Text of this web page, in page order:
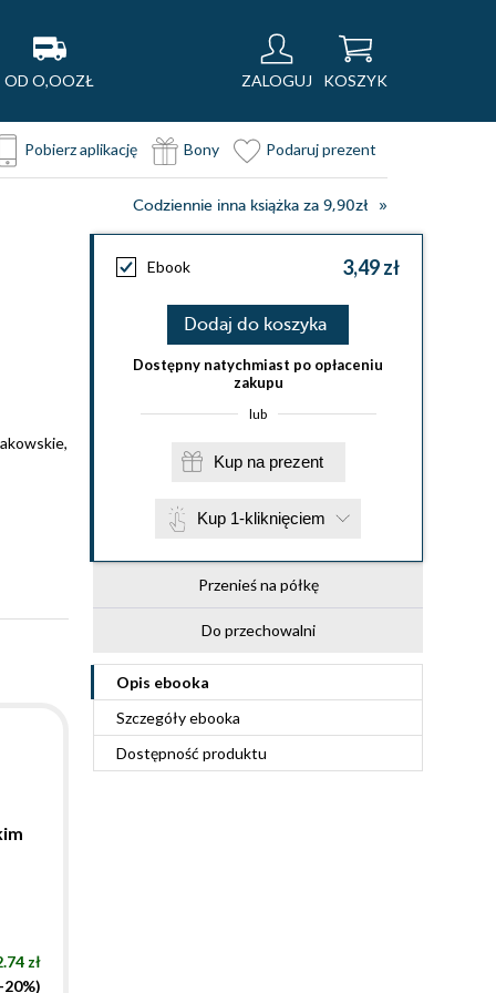
OD O,OOZŁ ZALOGUJ KOSZYK
Pobierz aplikację Bony Podaruj prezent
Codziennie inna książka za 9,90zł
,
Ebook 3,49 zł
Dodaj do koszyka
Dostępny natychmiast po opłaceniu
zakupu
lub
Kup na prezent
Kup 1-kliknięciem
Przenieś na półkę
Do przechowalni
Opis ebooka
Szczegółyebooka
Dostępność produktu
zł
20%)